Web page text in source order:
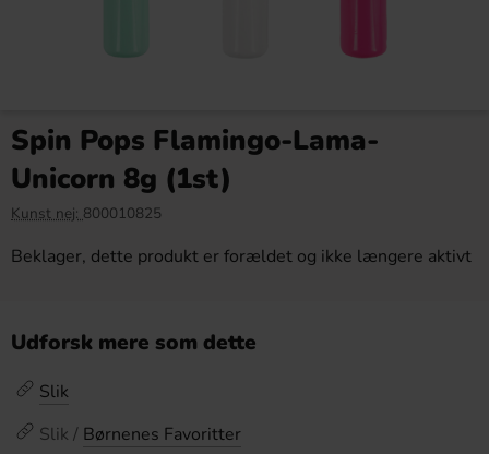
Spin Pops Flamingo-Lama-
Unicorn 8g (1st)
Kunst nej: 800010825
Beklager, dette produkt er forældet og ikke længere aktivt
Udforsk mere som dette
Slik
Slik / Børnenes Favoritter